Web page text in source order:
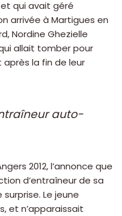
qui avait géré
arrivée à Martigues en
Nordine Ghezielle
allait tomber pour
la fin de leur
auto-
2012, l’annonce que
d’entraîneur de sa
Le jeune
et n’apparaissait